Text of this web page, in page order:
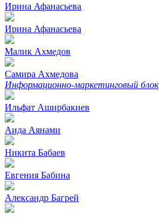
Ирина Афанасьева
Ирина Афанасьева
Малик Ахмедов
Самира Ахмедова
Информационно-маркетинговый блок
Ильфат Аширбакиев
Аида Аянами
Никита Бабаев
Евгения Бабина
Александр Багрей